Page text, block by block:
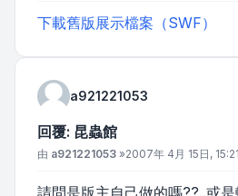
下載舊版展示檔案（SWF）
a921221053
回覆: 昆蟲館
文章
由 a921221053 »2007年 4月 15日, 15:21
請問是版主自己做的嗎??..或